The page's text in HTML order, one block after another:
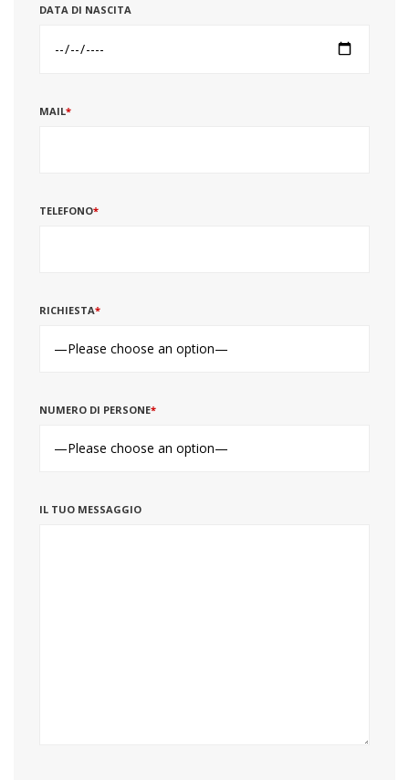
DATA DI NASCITA
MAIL*
TELEFONO*
RICHIESTA*
NUMERO DI PERSONE*
IL TUO MESSAGGIO